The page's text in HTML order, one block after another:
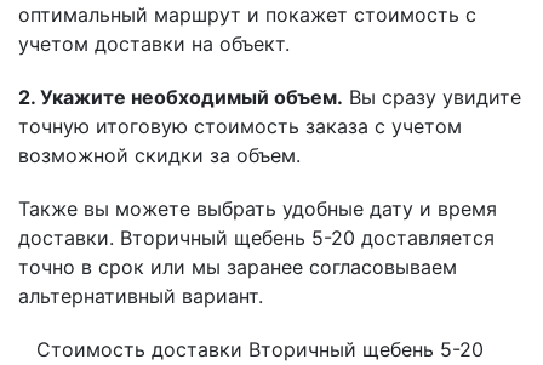
оптимальный маршрут и покажет стоимость с
учетом доставки на объект.
2. Укажите необходимый объем. Вы сразу увидите
точную итоговую стоимость заказа с учетом
возможной скидки за объем.
Также вы можете выбрать удобные дату и время
доставки. Вторичный щебень 5-20 доставляется
точно в срок или мы заранее согласовываем
альтернативный вариант.
Стоимость доставки Вторичный щебень 5-20